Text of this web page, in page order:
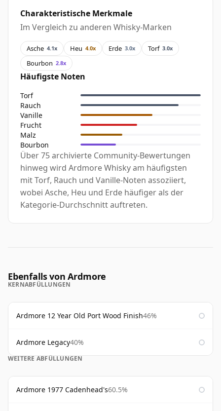
Charakteristische Merkmale
Im Vergleich zu anderen Whisky-Marken
Asche 4.1x Heu 4.0x Erde 3.0x Torf 3.0x
Bourbon 2.8x
Häufigste Noten
Torf
Rauch
Vanille
Frucht
Malz
Bourbon
Über 75 archivierte Community-Bewertungen
hinweg wird Ardmore Whisky am häufigsten
mit Torf, Rauch und Vanille-Noten assoziiert,
wobei Asche, Heu und Erde häufiger als der
Kategorie-Durchschnitt auftreten.
Ebenfalls von Ardmore
KERNABFÜLLUNGEN
Ardmore 12 Year Old Port Wood Finish46%
Ardmore Legacy40%
WEITERE ABFÜLLUNGEN
Ardmore 1977 Cadenhead's60.5%